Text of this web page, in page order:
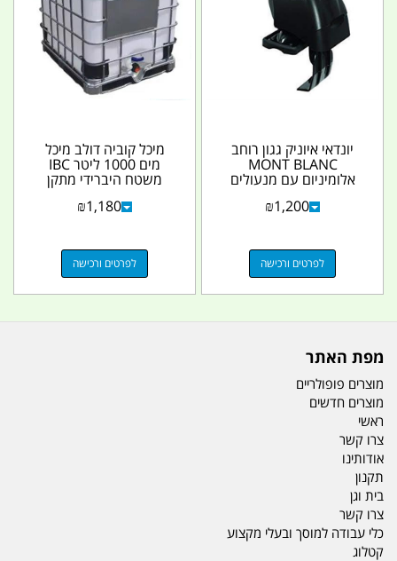
יונדאי איוניק גגון רוחב
MONT BLANC
אלומיניום עם מנעולים
₪1,200
לפרטים ורכישה
מיכל קוביה דולב מיכל
מים 1000 ליטר IBC
משטח היברידי מתקן
הגנה פקק מילוי וברז...
₪1,180
לפרטים ורכישה
מפת האתר
מוצרים פופולריים
מוצרים חדשים
ראשי
צרו קשר
אודותינו
תקנון
בית וגן
צרו קשר
כלי עבודה למוסך ובעלי מקצוע
קטלוג